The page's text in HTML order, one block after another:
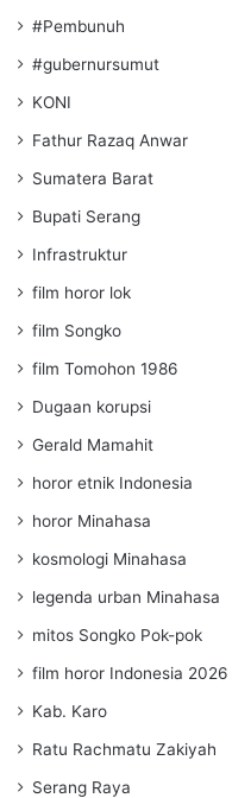
#Pembunuh
#gubernursumut
KONI
Fathur Razaq Anwar
Sumatera Barat
Bupati Serang
Infrastruktur
film horor lok
film Songko
film Tomohon 1986
Dugaan korupsi
Gerald Mamahit
horor etnik Indonesia
horor Minahasa
kosmologi Minahasa
legenda urban Minahasa
mitos Songko Pok-pok
film horor Indonesia 2026
Kab. Karo
Ratu Rachmatu Zakiyah
Serang Raya